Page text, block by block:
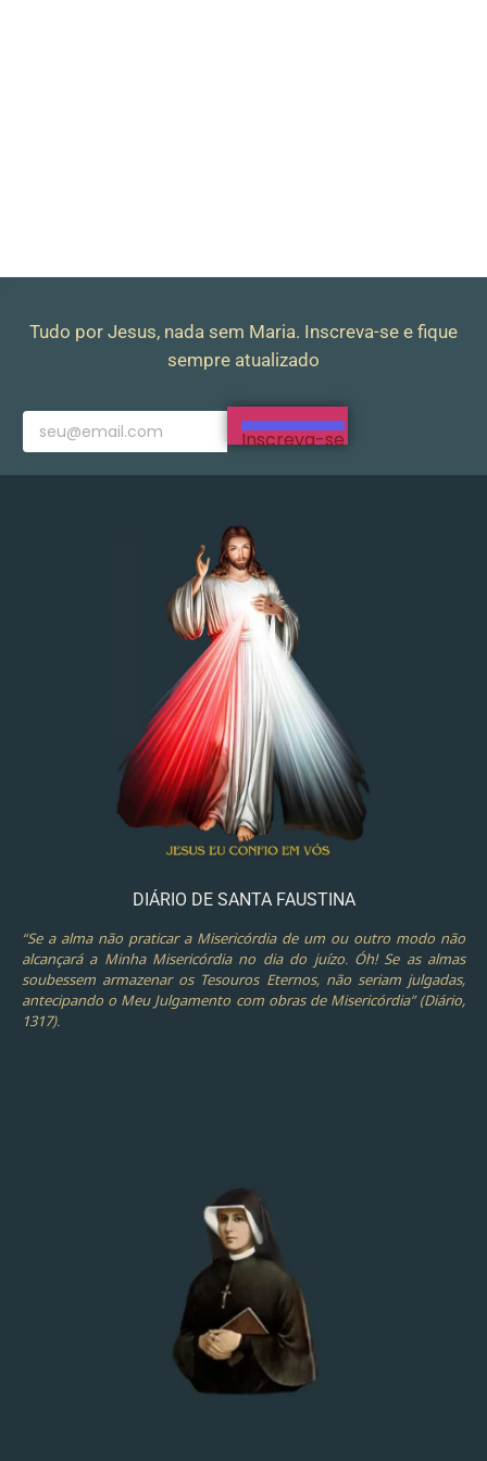
Tudo por Jesus, nada sem Maria. Inscreva-se e fique
sempre atualizado
Inscreva-se
DIÁRIO DE SANTA FAUSTINA
“Se a alma não praticar a Misericórdia de um ou outro modo não
alcançará a Minha Misericórdia no dia do juízo. Óh! Se as almas
soubessem armazenar os Tesouros Eternos, não seriam julgadas,
antecipando o Meu Julgamento com obras de Misericórdia” (Diário,
1317).